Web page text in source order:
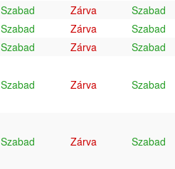
Szabad Zárva
Szabad
Szabad Zárva
Szabad
Szabad Zárva
Szabad
Szabad Zárva Szabad
Szabad Zárva Szabad